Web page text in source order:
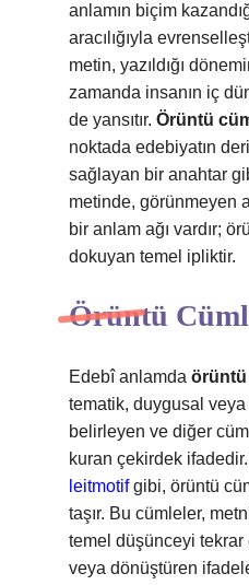
anlamın biçim
aracılığıyla
metin, yazıldığı
zamanda insanın iç
de yansıtır. Örüntü
noktada edebiyatın
sağlayan bir anahtar
metinde, görünmeyen
bir anlam ağı vardır;
dokuyan temel ipliktir.
Örüntü
Edebî anlamda
tematik, duygusal veya
belirleyen ve diğer
kuran çekirdek ifadedir.
leitmotifgibi, örüntü
taşır. Bu cümleler,
temel düşünceyi
veya dönüştüren